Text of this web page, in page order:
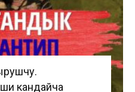
кандайча